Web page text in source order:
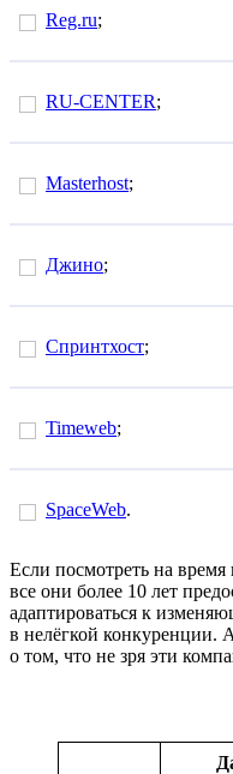
Reg.ru;
RU-CENTER;
Masterhost;
Джино;
Спринтхост;
Timeweb;
SpaceWeb.
Если посмотреть на
все они более 10 лет
адаптироваться к
в нелёгкой конкуренции.
о том, что не зря эти